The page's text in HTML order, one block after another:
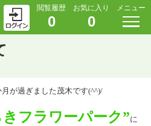
閲覧履歴
0
お気に入り
0
メニュー
月が過ぎました茂木です(^^)/
フラワーパーク”に